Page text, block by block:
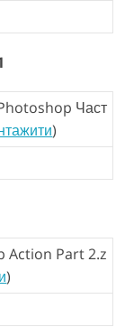
Част
)
Action Part 2.z
)